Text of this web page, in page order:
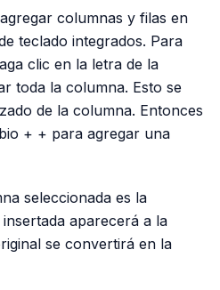
columnas y filas en
teclado integrados. Para
clic en la letra de la
toda la columna. Esto se
de la columna. Entonces
+ + para agregar una
seleccionada es la
aparecerá a la
se convertirá en la